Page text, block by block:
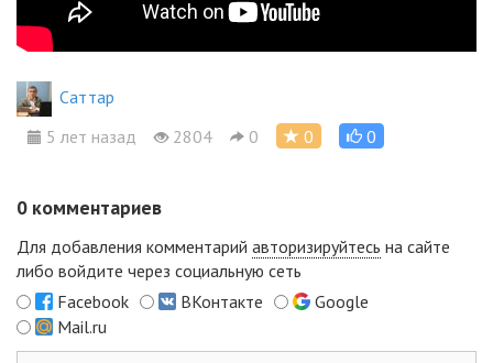
Cаттар
5 лет назад
2804 0 0 0
0 комментариев
Для добавления комментарий авторизируйтесь на сайте
либо войдите через социальную сеть
Facebook
ВКонтакте
Google
Mail.ru